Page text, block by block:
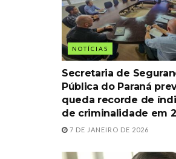
NOTÍCIAS
Secretaria de
Pública do Paraná
queda recorde de
de criminalidade em
7 DE JANEIRO DE 2026